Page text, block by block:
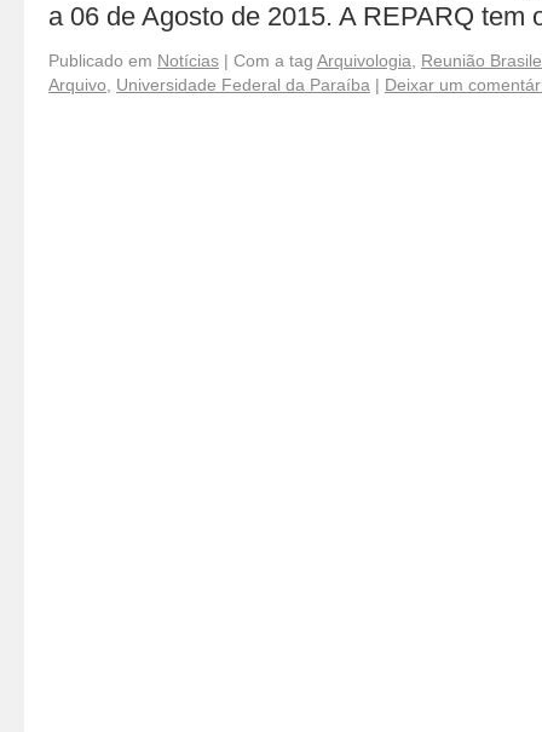
a 06 de Agosto de 2015. A REPARQ
Publicado em Notícias | Com a tag Arquivologia
Reunião
Arquivo
Universidade Federal da Paraíba | Deixar um